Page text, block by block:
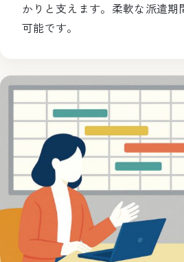
かりと支えます。柔軟な派遣期
可能です。